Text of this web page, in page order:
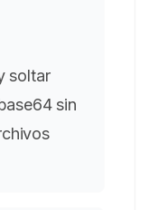
soltar
sin